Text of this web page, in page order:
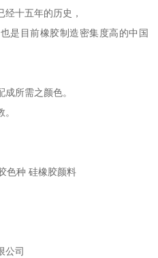
十五年的历史，
是目前橡胶制造密集度高的中国
所需之颜色。
。
色种 硅橡胶颜料
公司